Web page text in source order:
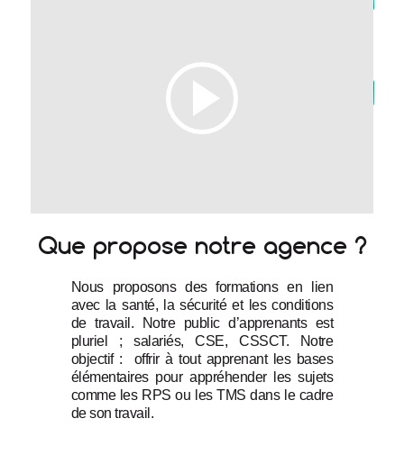
Que propose notre agence ?
Nous proposons des formations en lien
avec la santé, la sécurité et les conditions
de travail. Notre public d’apprenants est
pluriel ; salariés, CSE, CSSCT. Notre
objectif :  offrir à tout apprenant les bases
élémentaires pour appréhender les sujets
comme les RPS ou les TMS dans le cadre
de son travail.